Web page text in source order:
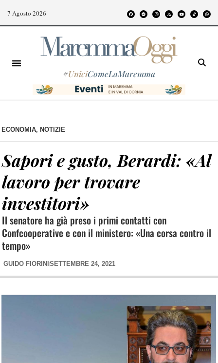
7 Agosto 2026
#UniciComeLaMaremma
ECONOMIA, NOTIZIE
Sapori e gusto, Berardi: «Al
lavoro per trovare
investitori»
Il senatore ha già preso i primi contatti con
Confcooperative e con il ministero: «Una corsa contro il
tempo»
GUIDO FIORINI SETTEMBRE 24, 2021